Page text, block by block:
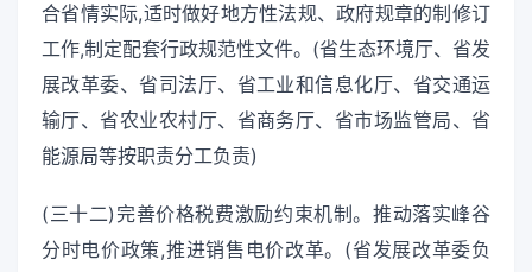
合省情实际,适时做好地方性法规、政府规章的制修订
工作,制定配套行政规范性文件。(省生态环境厅、省发
展改革委、省司法厅、省工业和信息化厅、省交通运
输厅、省农业农村厅、省商务厅、省市场监管局、省
能源局等按职责分工负责)
(三十二)完善价格税费激励约束机制。推动落实峰谷
分时电价政策,推进销售电价改革。(省发展改革委负